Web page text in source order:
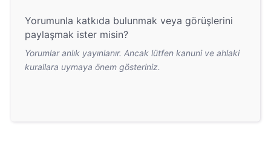
Yorumunla katkıda bulunmak veya görüşlerini
paylaşmak ister misin?
Yorumlar anlık yayınlanır. Ancak lütfen kanuni ve ahlaki
kurallara uymaya önem gösteriniz.